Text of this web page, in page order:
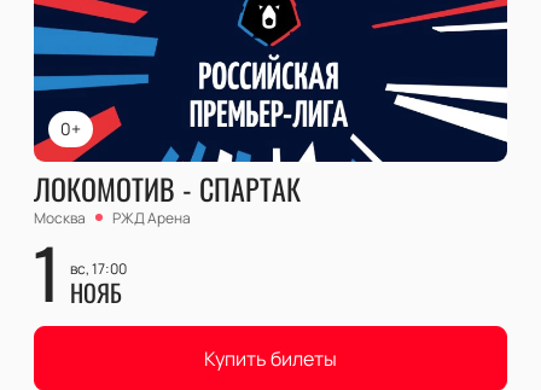
0+
ЛОКОМОТИВ - СПАРТАК
Москва РЖД Арена
1 вс, 17:00
НОЯБ
Купить билеты